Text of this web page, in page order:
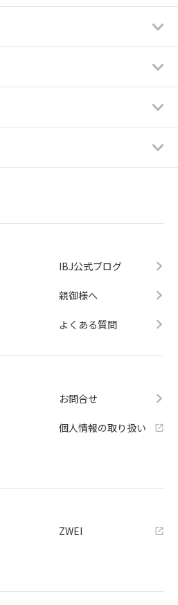
IBJ公式ブログ
親御様へ
よくある質問
お問合せ
個人情報の取り扱い
ZWEI